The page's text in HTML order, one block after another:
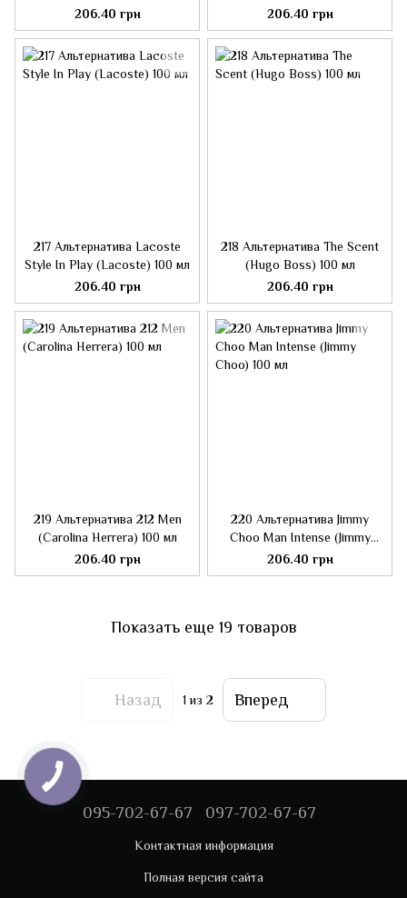
206.40 грн
206.40 грн
217 Альтернатива Lacoste
Style In Play (Lacoste) 100 мл
206.40 грн
218 Альтернатива The Scent
(Hugo Boss) 100 мл
206.40 грн
219 Альтернатива 212 Men
(Carolina Herrera) 100 мл
206.40 грн
220 Альтернатива Jimmy
Choo Man Intense (Jimmy
Choo) 100 мл
206.40 грн
Показать еще 19 товаров
Назад 1 из 2 Вперед
095-702-67-67 097-702-67-67
Контактная информация
Полная версия сайта